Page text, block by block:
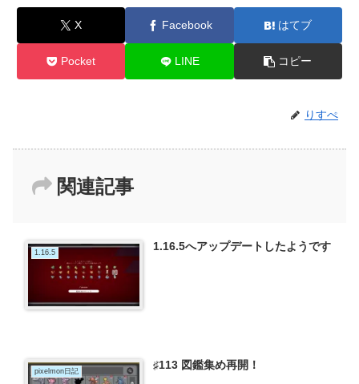
X Facebook はてブ
Pocket LINE コピー
りすぺ
関連記事
1.16.5 1.16.5へアップデートしたようです
pixelmon日記 ♯113 図鑑集め再開！